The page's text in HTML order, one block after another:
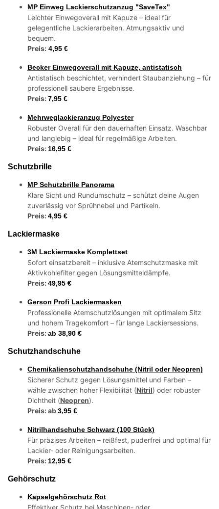
MP Einweg Lackierschutzanzug "SaveTex"
Leichter Einwegoverall mit Kapuze – ideal für
gelegentliche Lackierarbeiten. Atmungsaktiv und
bequem.
Preis: 4,95 €
Becker Einwegoverall mit Kapuze, antistatisch
Antistatisch beschichtet, verhindert Staubanziehung – für
professionell saubere Ergebnisse.
Preis:7,95 €
Mehrweglackieranzug Polyester
Robuster Overall für den dauerhaften Einsatz. Waschbar
und langlebig – ideal für regelmäßige Arbeiten.
Preis: 16,95 €
Schutzbrille
MP Schutzbrille Panorama
Klare Sicht und Rundumschutz – schützt deine Augen
zuverlässig vor Sprühnebel und Partikeln.
Preis:4,95 €
Lackiermaske
3M Lackiermaske Komplettset
Sofort einsatzbereit – inklusive Atemschutzmaske mit
Aktivkohlefilter gegen Lösungsmitteldämpfe.
Preis:49,95 €
Gerson Profi Lackiermasken
Professionelle Atemschutzlösungen mit optimalem Sitz
und hohem Tragekomfort – für lange Lackiersessions.
Preis:ab 38,90 €
Schutzhandschuhe
Chemikalienschutzhandschuhe (Nitril oder Neopren)
Sicherer Schutz gegen Lösungsmittel und Farben –
wähle zwischen hoher Flexibilität (Nitril) oder robuster
Dichtheit (Neopren).
Preis: ab3,95 €
Nitrilhandschuhe Schwarz (100 Stück)
Für präzises Arbeiten – reißfest, puderfrei und optimal für
Lackier- oder Reinigungsarbeiten.
Preis: 12,95 €
Gehörschutz
Kapselgehörschutz Rot
Effektiver Schutz bei Maschinen- oder